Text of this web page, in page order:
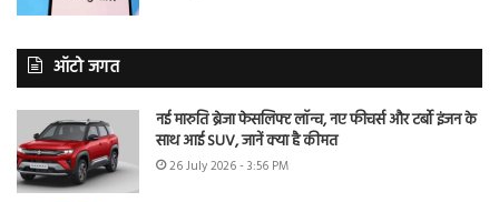
ऑटो जगत
नई मारुति ब्रेजा फेसलिफ्ट लॉन्च, नए फीचर्स और टर्बो इंजन के
साथ आई SUV, जानें क्या है कीमत
26 July 2026 - 3:56 PM